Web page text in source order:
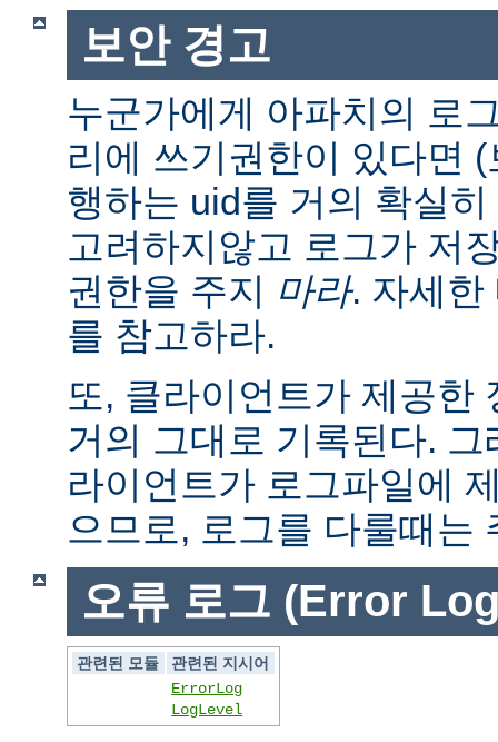
보안 경고
누군가에게 아파치의 로
리에 쓰기권한이 있다면
행하는 uid를 거의 확실
고려하지않고 로그가 저
권한을 주지 마라. 자세
를 참고하라.
또, 클라이언트가 제공한
거의 그대로 기록된다.
라이언트가 로그파일에
으므로, 로그를 다룰때는
오류 로그 (Error
관련된 모듈
관련된 지시어
ErrorLog
LogLevel